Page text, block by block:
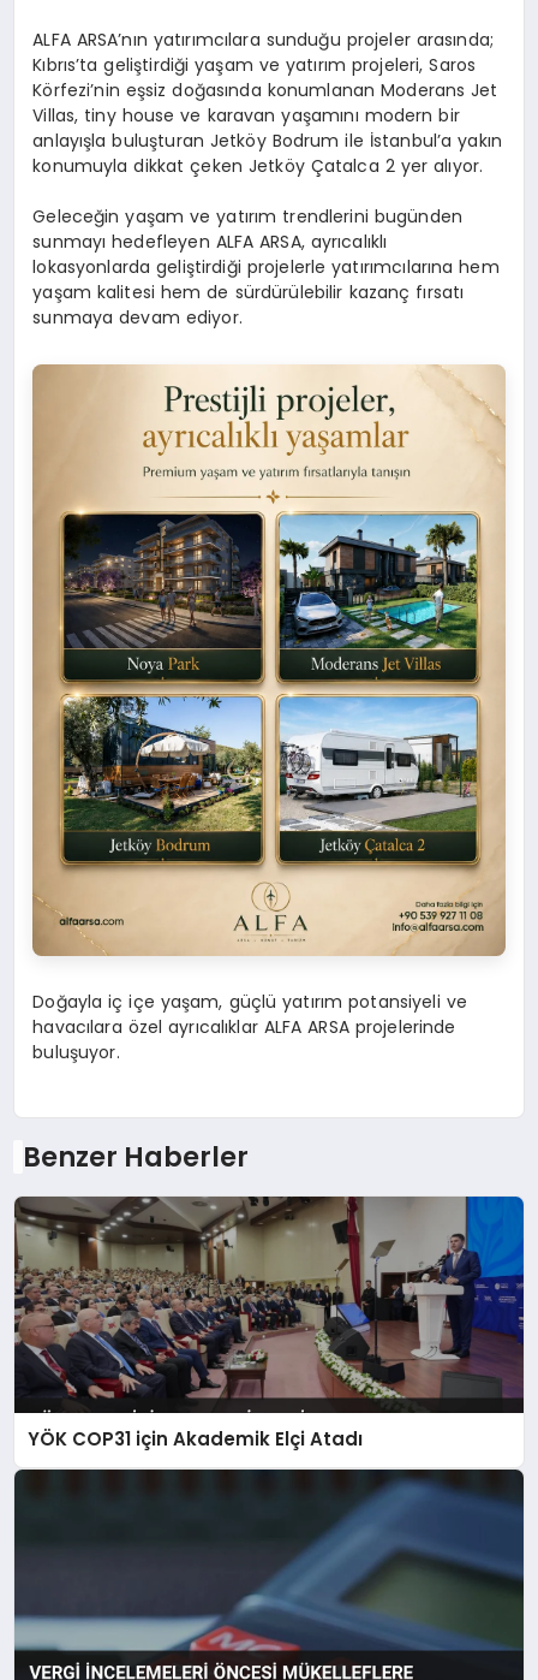
ALFA ARSA’nın yatırımcılara sunduğu projeler arasında;
Kıbrıs’ta geliştirdiği yaşam ve yatırım projeleri, Saros
Körfezi’nin eşsiz doğasında konumlanan Moderans Jet
Villas, tiny house ve karavan yaşamını modern bir
anlayışla buluşturan Jetköy Bodrum ile İstanbul’a yakın
konumuyla dikkat çeken Jetköy Çatalca 2 yer alıyor.
Geleceğin yaşam ve yatırım trendlerini bugünden
sunmayı hedefleyen ALFA ARSA, ayrıcalıklı
lokasyonlarda geliştirdiği projelerle yatırımcılarına hem
yaşam kalitesi hem de sürdürülebilir kazanç fırsatı
sunmaya devam ediyor.
Doğayla iç içe yaşam, güçlü yatırım potansiyeli ve
havacılara özel ayrıcalıklar ALFA ARSA projelerinde
buluşuyor.
Benzer Haberler
YÖK COP31 için Akademik Elçi Atadı